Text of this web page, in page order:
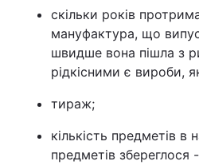
скільки років
мануфактура, що
швидше вона пішла з
рідкісними є вироби,
тираж;
кількість предметів в
предметів